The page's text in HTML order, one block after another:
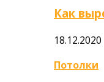
Как
18.12.2020
Потолки